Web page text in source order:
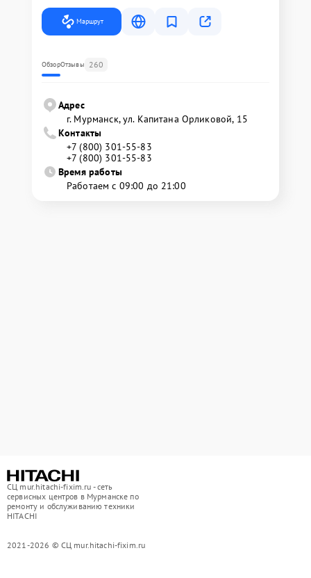
Маршрут
ОбзорОтзывы 260
Адрес
г. Мурманск, ул. Капитана Орликовой, 15
Контакты
+7 (800) 301-55-83
+7 (800) 301-55-83
Время работы
Работаем с 09:00 до 21:00
СЦ mur.hitachi-fixim.ru - сеть
сервисных центров в Мурманске по
ремонту и обслуживанию техники
HITACHI
2021-2026 © СЦ mur.hitachi-fixim.ru